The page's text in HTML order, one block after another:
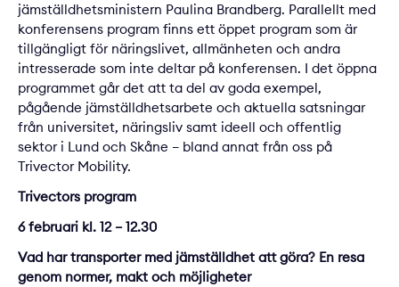
jämställdhetsministern Paulina Brandberg. Parallellt med
konferensens program finns ett öppet program som är
tillgängligt för näringslivet, allmänheten och andra
intresserade som inte deltar på konferensen. I det öppna
programmet går det att ta del av goda exempel,
pågående jämställdhetsarbete och aktuella satsningar
från universitet, näringsliv samt ideell och offentlig
sektor i Lund och Skåne – bland annat från oss på
Trivector Mobility.
Trivectors program
6 februari kl. 12 – 12.30
Vad har transporter med jämställdhet att göra? En resa
genom normer, makt och möjligheter